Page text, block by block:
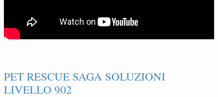
PET RESCUE SAGA SOLUZIONI
LIVELLO 902